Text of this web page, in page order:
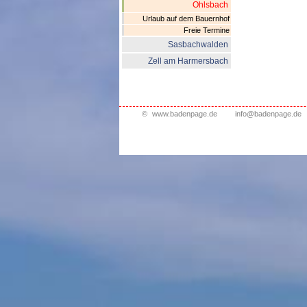
Ohlsbach
Urlaub auf dem Bauernhof
Freie Termine
Sasbachwalden
Zell am Harmersbach
© www.badenpage.de info@badenpage.de